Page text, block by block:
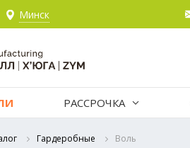
Минск
РАССРОЧКА
Гардеробные Воль